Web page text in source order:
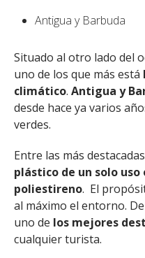
Antigua y Barbuda
Situado al otro lado del
uno de los que más está
climático. Antigua y
desde hace ya varios
verdes.
Entre las más
plástico de un solo uso
poliestireno. El
al máximo el entorno.
uno de los mejores
cualquier turista.